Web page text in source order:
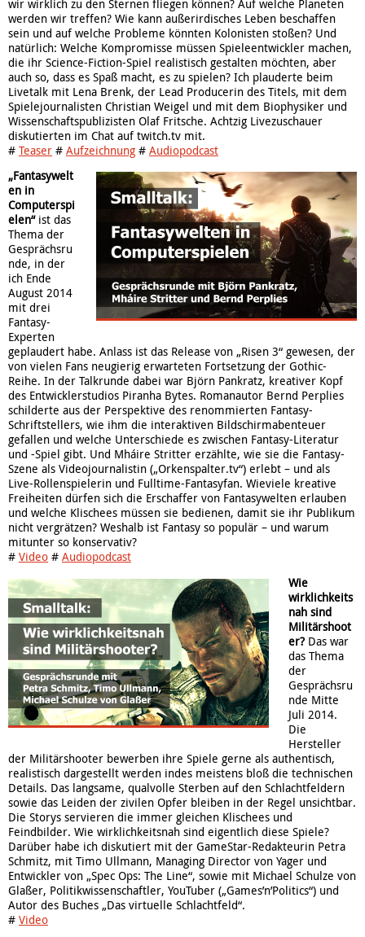
wir wirklich zu den Sternen fliegen können? Auf welche Planeten
werden wir treffen? Wie kann außerirdisches Leben beschaffen
sein und auf welche Probleme könnten Kolonisten stoßen? Und
natürlich: Welche Kompromisse müssen Spieleentwickler machen,
die ihr Science-Fiction-Spiel realistisch gestalten möchten, aber
auch so, dass es Spaß macht, es zu spielen? Ich plauderte beim
Livetalk mit Lena Brenk, der Lead Producerin des Titels, mit dem
Spielejournalisten Christian Weigel und mit dem Biophysiker und
Wissenschaftspublizisten Olaf Fritsche. Achtzig Livezuschauer
diskutierten im Chat auf twitch.tv mit.
# Teaser # Aufzeichnung # Audiopodcast
„Fantasywelt
en in
Computerspi
elen“ist das
Thema der
Gesprächsru
nde, in der
ich Ende
August 2014
mit drei
Fantasy-
Experten
geplaudert habe. Anlass ist das Release von „Risen 3“ gewesen, der
von vielen Fans neugierig erwarteten Fortsetzung der Gothic-
Reihe. In der Talkrunde dabei war Björn Pankratz, kreativer Kopf
des Entwicklerstudios Piranha Bytes. Romanautor Bernd Perplies
schilderte aus der Perspektive des renommierten Fantasy-
Schriftstellers, wie ihm die interaktiven Bildschirmabenteuer
gefallen und welche Unterschiede es zwischen Fantasy-Literatur
und -Spiel gibt. Und Mháire Stritter erzählte, wie sie die Fantasy-
Szene als Videojournalistin („Orkenspalter.tv“) erlebt – und als
Live-Rollenspielerin und Fulltime-Fantasyfan. Wieviele kreative
Freiheiten dürfen sich die Erschaffer von Fantasywelten erlauben
und welche Klischees müssen sie bedienen, damit sie ihr Publikum
nicht vergrätzen? Weshalb ist Fantasy so populär – und warum
mitunter so konservativ?
# Video # Audiopodcast
Wie
wirklichkeits
nah sind
Militärshoot
er? Das war
das Thema
der
Gesprächsru
nde Mitte
Juli 2014.
Die
Hersteller
der Militärshooter bewerben ihre Spiele gerne als authentisch,
realistisch dargestellt werden indes meistens bloß die technischen
Details. Das langsame, qualvolle Sterben auf den Schlachtfeldern
sowie das Leiden der zivilen Opfer bleiben in der Regel unsichtbar.
Die Storys servieren die immer gleichen Klischees und
Feindbilder. Wie wirklichkeitsnah sind eigentlich diese Spiele?
Darüber habe ich diskutiert mit der GameStar-Redakteurin Petra
Schmitz, mit Timo Ullmann, Managing Director von Yager und
Entwickler von „Spec Ops: The Line“, sowie mit Michael Schulze von
Glaßer, Politikwissenschaftler, YouTuber („Games’n’Politics“) und
Autor des Buches „Das virtuelle Schlachtfeld“.
# Video